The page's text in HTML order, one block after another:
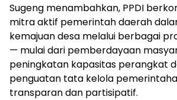
Sugeng menambahkan, PPDI
mitra aktif pemerintah daerah
kemajuan desa melalui berbagai
— mulai dari pemberdayaan
peningkatan kapasitas perangkat
penguatan tata kelola
transparan dan partisipatif.